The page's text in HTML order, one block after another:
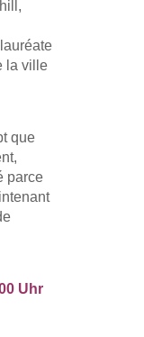
la ville
que
parce
Uhr